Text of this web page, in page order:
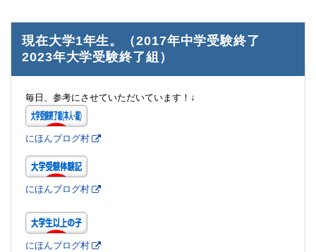
現在大学1年生。（2017年中学受験終了
2023年大学受験終了組）
毎日、参考にさせていただいています！↓
にほんブログ村
にほんブログ村
にほんブログ村